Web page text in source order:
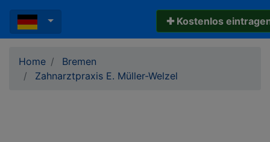
✚ Kostenlos
Home
Bremen
Zahnarztpraxis E. Müller-Welzel